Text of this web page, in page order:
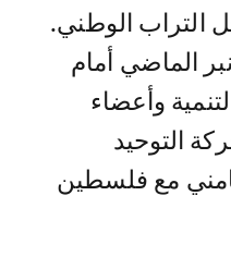
التراب الوطني.
يوم الأحد 19 نونبر الماضي أمام
وأعضاء
التوحيد
مع فلسطين